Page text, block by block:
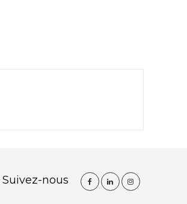
Suivez-nous